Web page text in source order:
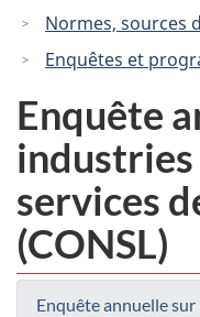
Normes, sources
Enquêtes et
Enquête
industries
services
(CONSL)
Enquête annuelle